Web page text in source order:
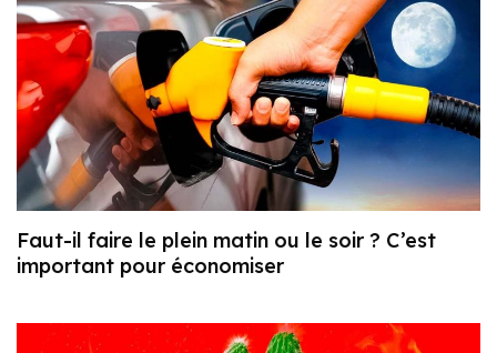
Faut-il faire le plein matin ou le soir ? C’est
important pour économiser